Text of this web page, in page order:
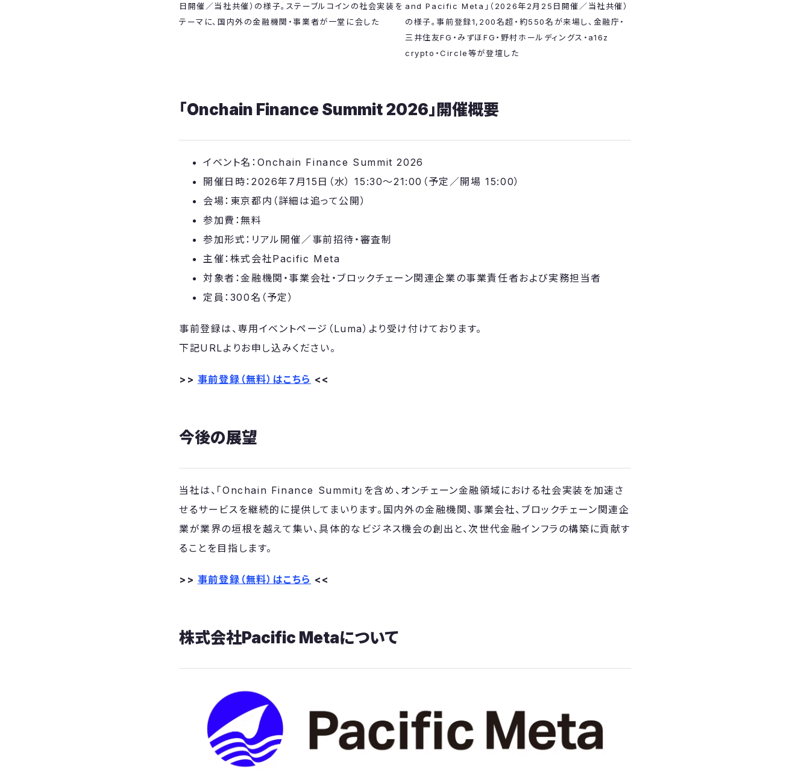
日開催／当社共催）の様子。ステーブルコインの社会実装を
テーマに、国内外の金融機関・事業者が一堂に会した
and Pacific Meta」（2026年2月25日開催／当社共催）
の様子。事前登録1,200名超・約550名が来場し、金融庁・
三井住友FG・みずほFG・野村ホールディングス・a16z
crypto・Circle等が登壇した
「Onchain Finance Summit 2026」開催概要
イベント名：Onchain Finance Summit 2026
開催日時：2026年7月15日（水） 15:30〜21:00（予定／開場 15:00）
会場：東京都内（詳細は追って公開）
参加費：無料
参加形式：リアル開催／事前招待・審査制
主催：株式会社Pacific Meta
対象者：金融機関・事業会社・ブロックチェーン関連企業の事業責任者および実務担当者
定員：300名（予定）
事前登録は、専用イベントページ（Luma）より受け付けております。
下記URLよりお申し込みください。
>> 事前登録（無料）はこちら <<
今後の展望
当社は、「Onchain Finance Summit」を含め、オンチェーン金融領域における社会実装を加速さ
せるサービスを継続的に提供してまいります。国内外の金融機関、事業会社、ブロックチェーン関連企
業が業界の垣根を越えて集い、具体的なビジネス機会の創出と、次世代金融インフラの構築に貢献す
ることを目指します。
>> 事前登録（無料）はこちら <<
株式会社Pacific Metaについて